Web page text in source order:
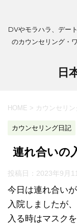
DVやモラハラ、デー
のカウンセリング・
日
HOME > カウンセリン
カウンセリング日記
連れ合いの
投稿日： 2023年9月
今日は連れ合い
入院しましたが
入る時はマスク